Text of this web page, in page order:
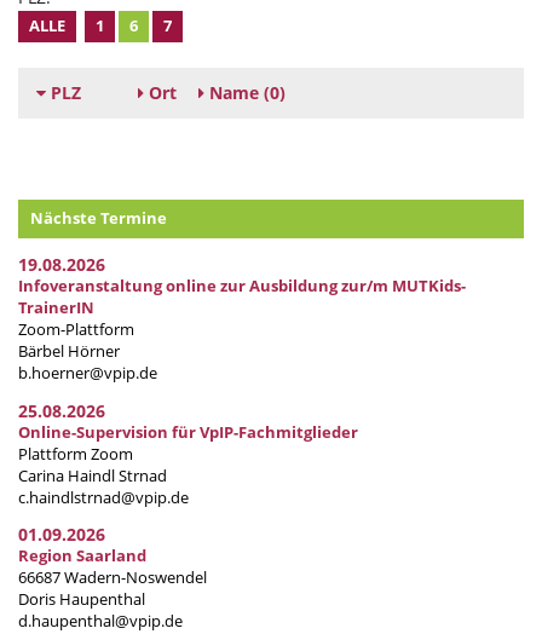
ALLE 1 6 7
PLZ Ort Name (0)
Nächste Termine
19.08.2026
Infoveranstaltung online zur Ausbildung zur/m MUTKids-
TrainerIN
Zoom-Plattform
Bärbel Hörner
b.hoerner@vpip.de
25.08.2026
Online-Supervision für VpIP-Fachmitglieder
Plattform Zoom
Carina Haindl Strnad
c.haindlstrnad@vpip.de
01.09.2026
Region Saarland
66687 Wadern-Noswendel
Doris Haupenthal
d.haupenthal@vpip.de